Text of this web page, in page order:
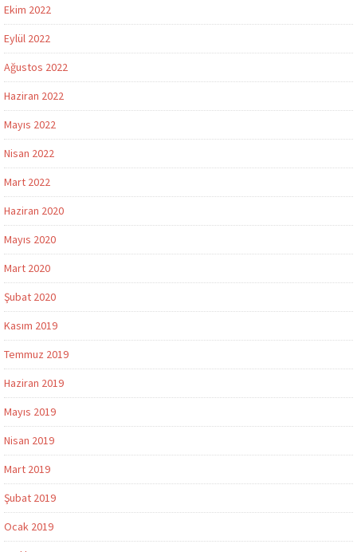
Ekim 2022
Eylül 2022
Ağustos 2022
Haziran 2022
Mayıs 2022
Nisan 2022
Mart 2022
Haziran 2020
Mayıs 2020
Mart 2020
Şubat 2020
Kasım 2019
Temmuz 2019
Haziran 2019
Mayıs 2019
Nisan 2019
Mart 2019
Şubat 2019
Ocak 2019